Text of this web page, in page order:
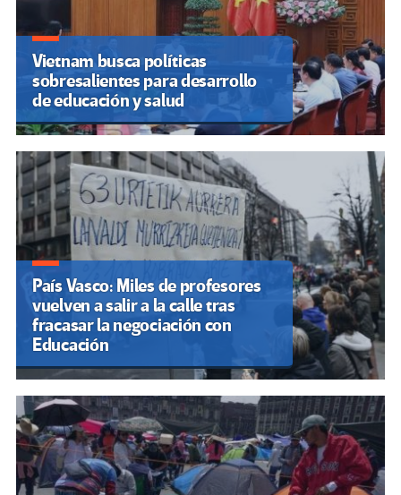
Vietnam busca políticas
sobresalientes para desarrollo
de educación y salud
País Vasco: Miles de profesores
vuelven a salir a la calle tras
fracasar la negociación con
Educación